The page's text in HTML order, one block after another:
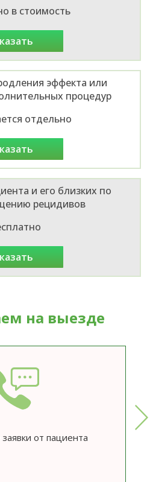
в стоимость
эффекта или
процедур
отдельно
и его близких по
рецидивов
на выезде
от пациента